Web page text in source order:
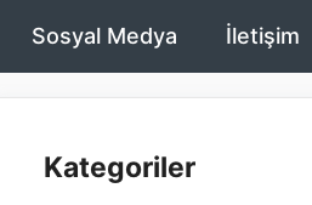
Sosyal Medya İletişim
Kategoriler